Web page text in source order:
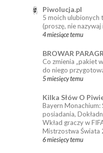
Piwolucja.pl
5 moich ulubionych
(proszę, nie
4 miesiące temu
BROWAR
Co zmienia „pakiet
do niego
5 miesięcy temu
Kilka Słów O
Bayern
posiadania,
Wkład graczy w
Mistrzostwa Świata
6 miesięcy temu